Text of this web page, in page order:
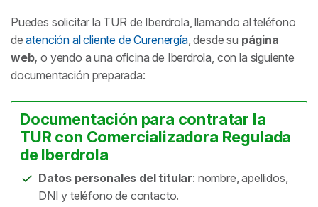
Puedes solicitar la TUR de Iberdrola, llamando al teléfono
deatención al cliente de Curenergía, desde su página
web, o yendo a una oficina de Iberdrola, con la siguiente
documentación preparada:
Documentación para contratar la
TUR con Comercializadora Regulada
de Iberdrola
Datos personales del titular: nombre, apellidos,
DNI y teléfono de contacto.